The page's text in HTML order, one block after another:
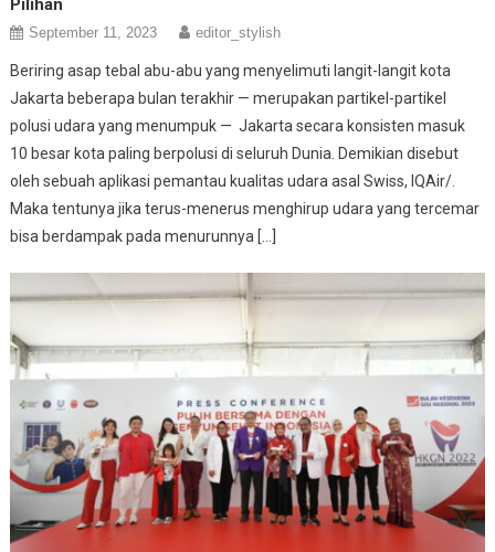
Pilihan
September 11, 2023 editor_stylish
Beriring asap tebal abu-abu yang menyelimuti langit-langit kota
Jakarta beberapa bulan terakhir — merupakan partikel-partikel
polusi udara yang menumpuk — Jakarta secara konsisten masuk
10 besar kota paling berpolusi di seluruh Dunia. Demikian disebut
oleh sebuah aplikasi pemantau kualitas udara asal Swiss, IQAir/.
Maka tentunya jika terus-menerus menghirup udara yang tercemar
bisa berdampak pada menurunnya […]